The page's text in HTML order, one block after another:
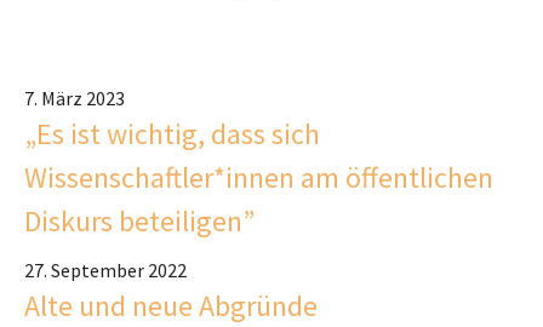
7. März 2023
„Es ist wichtig, dass sich
Wissenschaftler*innen am öffentlichen
Diskurs beteiligen”
27. September 2022
Alte und neue Abgründe